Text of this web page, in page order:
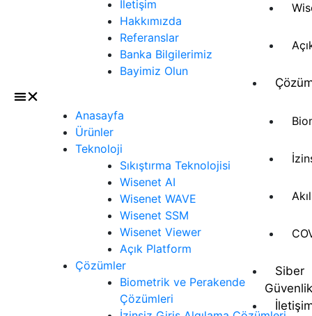
Siber
İletişim
Hakkımızda
Referanslar
Banka Bilgilerimiz
Bayimiz Olun
Anasayfa
Ürünler
Teknoloji
Sıkıştırma Teknolojisi
Wisenet AI
Wisenet WAVE
Wisenet SSM
Wisenet Viewer
Açık Platform
Çözümler
Biometrik ve Perakende
Çözümleri